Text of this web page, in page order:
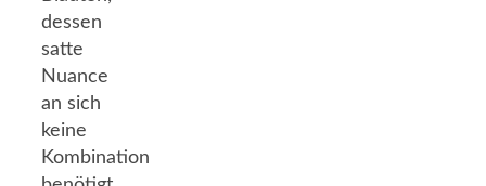
dessen
satte
Nuance
an sich
keine
Kombination